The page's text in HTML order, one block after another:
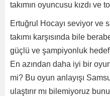
takımın oyuncusu kızdı ve
Ertuğrul Hocayı seviyor ve
takımı karşısında bile
güçlü ve şampiyonluk hedefi
En azından daha iyi bir
mi? Bu oyun anlayışı
ulaştırır mı bilemiyoruz